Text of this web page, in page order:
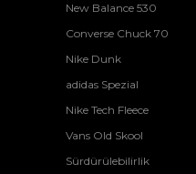
New Balance 530
Converse Chuck 70
Nike Dunk
adidas Spezial
Nike Tech Fleece
Vans Old Skool
Sürdürülebilirlik